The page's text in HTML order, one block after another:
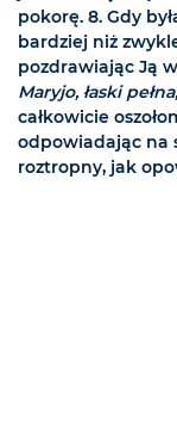
pokorę. 8. Gdy
bardziej niż
pozdrawiając Ją
Maryjo, łaski
całkowicie
odpowiadając na
roztropny, jak